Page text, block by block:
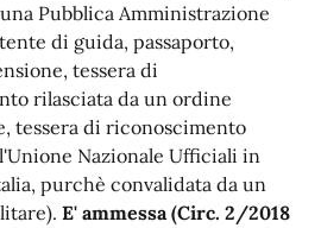
Pubblica Amministrazione
di guida, passaporto,
tessera di
rilasciata da un ordine
tessera di riconoscimento
Nazionale Ufficiali in
purchè convalidata da un
E' ammessa (Circ. 2/2018